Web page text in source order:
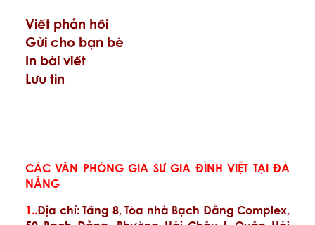
Viết phản hồi
Gửi cho bạn bè
In bài viết
Lưu tin
CÁC VĂN PHÒNG GIA SƯ GIA ĐÌNH VIỆT TẠI ĐÀ
NẴNG
1..Địa chỉ:Tầng 8, Tòa nhà Bạch Đằng Complex,